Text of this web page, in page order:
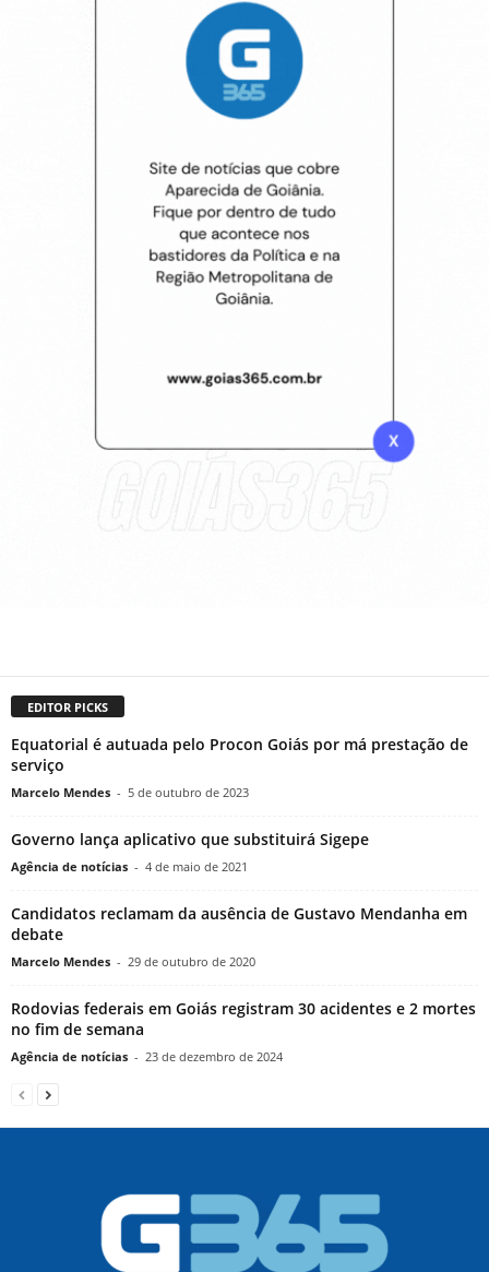
EDITOR PICKS
Equatorial é autuada pelo Procon Goiás por má prestação de
serviço
Marcelo Mendes - 5 de outubro de 2023
Governo lança aplicativo que substituirá Sigepe
Agência de notícias - 4 de maio de 2021
Candidatos reclamam da ausência de Gustavo Mendanha em
debate
Marcelo Mendes - 29 de outubro de 2020
Rodovias federais em Goiás registram 30 acidentes e 2 mortes
no fim de semana
Agência de notícias - 23 de dezembro de 2024